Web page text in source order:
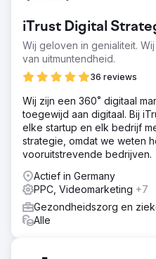
iTrust Digital
Wij geloven in genialiteit.
van uitmuntendheid.
36 reviews
Wij zijn een 360˚ digitaal
toegewijd aan digitaal. Bij
elke startup en elk bedrijf
strategie, omdat we weten
vooruitstrevende bedrijven.
Actief in Germany
PPC, Videomarketing +7
Gezondheidszorg en
Alle